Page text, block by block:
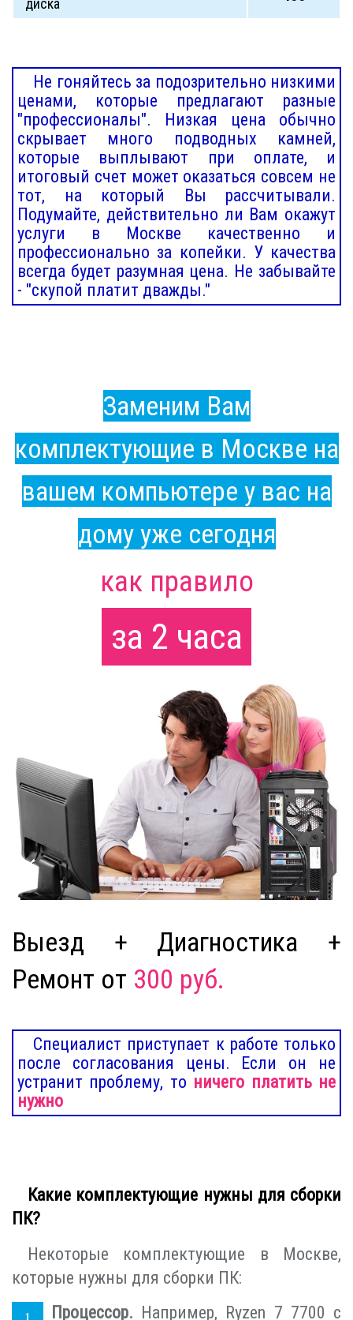
диска
Не гоняйтесь за подозрительно низкими
ценами, которые предлагают разные
"профессионалы". Низкая цена обычно
скрывает много подводных камней,
которые выплывают при оплате, и
итоговый счет может оказаться совсем не
тот, на который Вы рассчитывали.
Подумайте, действительно ли Вам окажут
услуги в Москве качественно и
профессионально за копейки. У качества
всегда будет разумная цена. Не забывайте
- "скупой платит дважды."
Заменим Вам
комплектующие в Москве на
вашем компьютере у вас на
дому уже сегодня
как правило
за 2 часа
Выезд + Диагностика +
Ремонт от 300 руб.
Специалист приступает к работе только
после согласования цены. Если он не
устранит проблему, то ничего платить не
нужно
Какие комплектующие нужны для сборки
ПК?
Некоторые комплектующие в Москве,
которые нужны для сборки ПК:
Процессор. Например, Ryzen 7 7700 с